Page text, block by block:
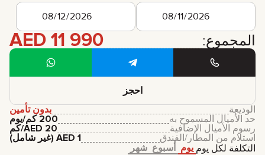
المجموع: AED 11 990
احجز
التكلفة لكل يوم يوم أسبوع شهر
الوديعة
بدون تأمين
حد الأميال المسموح به
200 كم/يوم
رسوم الأميال الإضافية
AED 20
/كم
استلام من المطار/الفندق
AED 1 (غير شامل)